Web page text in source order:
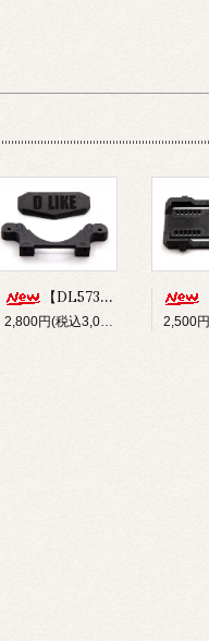
【DL573】バンパー&フロントボディマウントセット(for Re-R HYBRID)
2,800円(税込3,080円)